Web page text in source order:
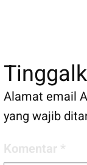
Alamat email
yang wajib
Komentar *